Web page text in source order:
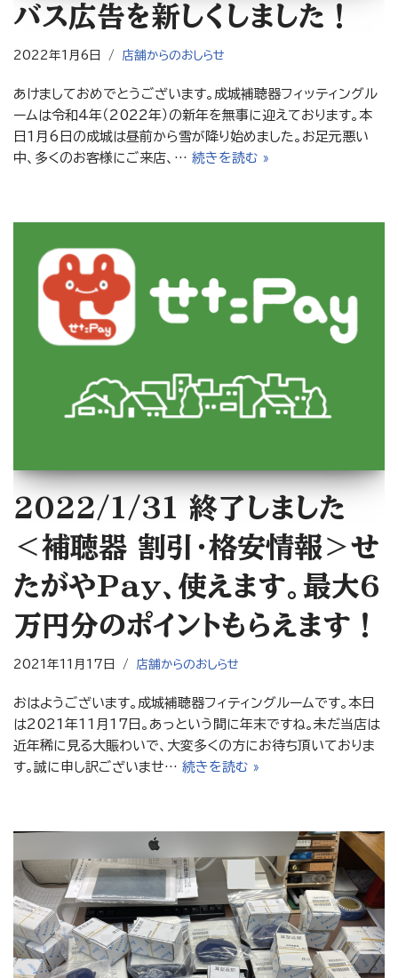
バス広告を新しくしました！
2022年1月6日 店舗からのおしらせ
あけましておめでとうございます。成城補聴器フィッティングル
ームは令和4年（2022年）の新年を無事に迎えております。本
日1月6日の成城は昼前から雪が降り始めました。お足元悪い
中、多くのお客様にご来店、… 続きを読む »
2022/1/31 終了しました
＜補聴器 割引・格安情報＞せ
たがやPay、使えます。最大6
万円分のポイントもらえます！
2021年11月17日 店舗からのおしらせ
おはようございます。成城補聴器フィティングルームです。本日
は2021年11月17日。あっという間に年末ですね。未だ当店は
近年稀に見る大賑わいで、大変多くの方にお待ち頂いておりま
す。誠に申し訳ございませ… 続きを読む »